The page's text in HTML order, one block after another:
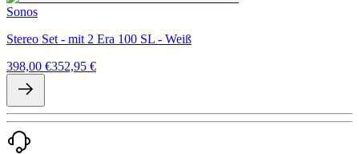
Sonos
Stereo Set - mit 2 Era 100 SL - Weiß
398,00 €352,95 €